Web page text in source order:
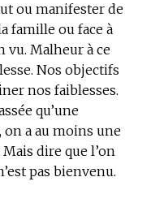
ou manifester de
famille ou face à
vu. Malheur à ce
Nos objectifs
nos faiblesses.
qu’une
on a au moins une
dire que l’on
pas bienvenu.